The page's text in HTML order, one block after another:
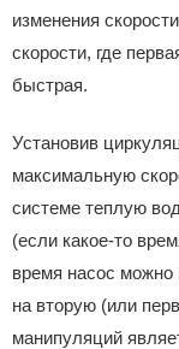
изменения
скорости, где
быстрая.
Установив
максимальную
системе теплую
(если какое-то
время насос
на вторую (или
манипуляций